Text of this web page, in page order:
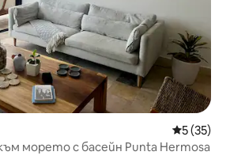
Средна
5 (35)
морето с басейн Punta Hermosa